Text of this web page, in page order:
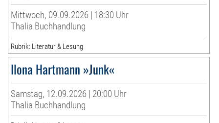
Mittwoch, 09.09.2026 | 18:30 Uhr
Thalia Buchhandlung
Rubrik: Literatur & Lesung
Ilona Hartmann »Junk«
Samstag, 12.09.2026 | 20:00 Uhr
Thalia Buchhandlung